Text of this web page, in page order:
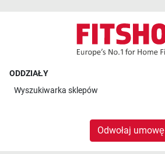
ODDZIAŁY
Wyszukiwarka sklepów
Odwołaj umowę